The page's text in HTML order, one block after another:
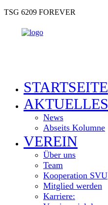
TSG 6209 FOREVER
STARTSEITE
AKTUELLES
News
Abseits Kolumne
VEREIN
Über uns
Team
Kooperation SVU
Mitglied werden
Karriere: